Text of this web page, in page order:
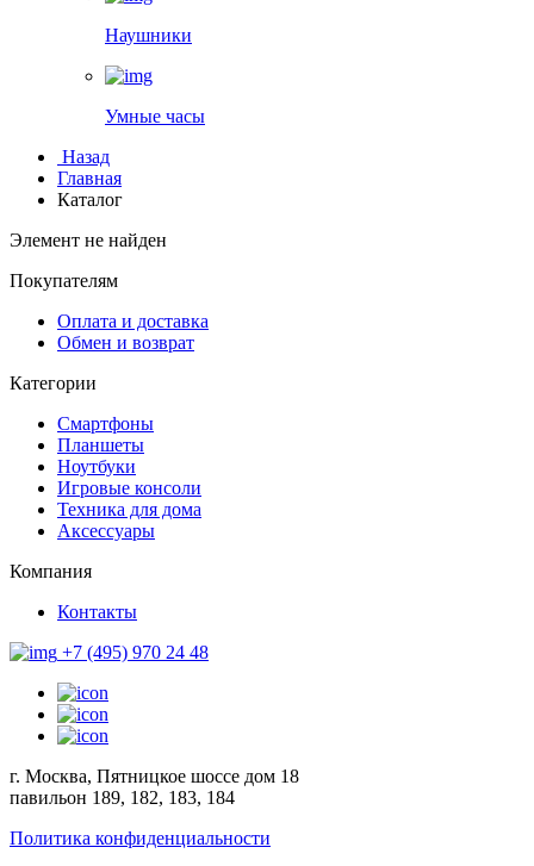
Наушники
Умные часы
Назад
Главная
Каталог
Элемент не найден
Покупателям
Оплата и доставка
Обмен и возврат
Категории
Смартфоны
Планшеты
Ноутбуки
Игровые консоли
Техника для дома
Аксессуары
Компания
Контакты
+7 (495) 970 24 48
г. Москва, Пятницкое шоссе дом 18
павильон 189, 182, 183, 184
Политика конфиденциальности